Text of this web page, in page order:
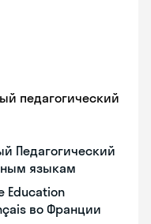
педагогический
Педагогический
языкам
Education
во Франции